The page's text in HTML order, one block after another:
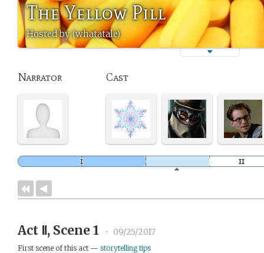
The Yellow Pill
Hosted by (whatatale)
Narrator Cast
Act Ⅱ, Scene 1 • 09/25/2017
First scene of this act — storytelling tips